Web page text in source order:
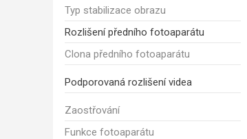
Typ stabilizace obrazu
Rozlišení předního fotoaparátu
Clona předního fotoaparátu
Podporovaná rozlišení videa
Zaostřování
Funkce fotoaparátu